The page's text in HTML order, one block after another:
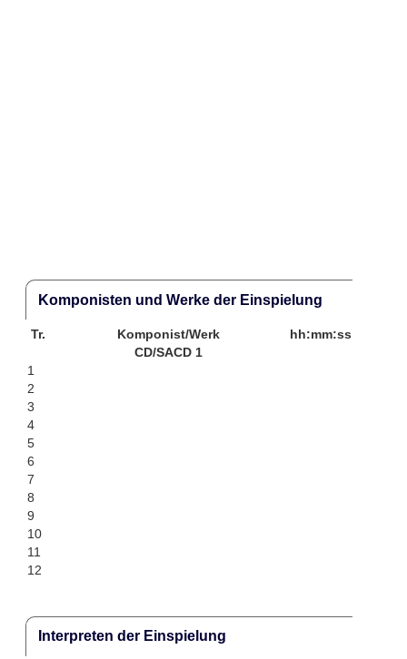
Komponisten und Werke der Einspielung
Tr. Komponist/Werk
hh:mm:ss
CD/SACD 1
1
2
3
4
5
6
7
8
9
10
11
12
Interpreten der Einspielung